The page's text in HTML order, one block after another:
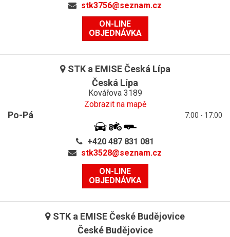
stk3756@seznam.cz
ON-LINE
OBJEDNÁVKA
STK a EMISE Česká Lípa
Česká Lípa
Kovářova 3189
Zobrazit na mapě
Po-Pá 7:00 - 17:00
+420 487 831 081
stk3528@seznam.cz
ON-LINE
OBJEDNÁVKA
STK a EMISE České Budějovice
České Budějovice